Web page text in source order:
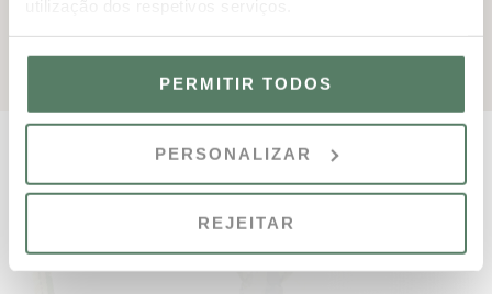
PERMITIR TODOS
PERSONALIZAR
REJEITAR